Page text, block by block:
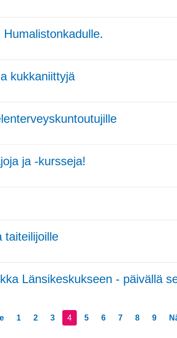
kukkaniittyjä
ja -kursseja!
taiteilijoille
Länsikeskukseen - päivällä
1 2 3 4 5 6 7 8 9